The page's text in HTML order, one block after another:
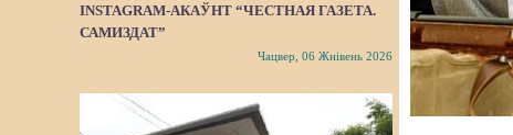
INSTAGRAM-АКАЎНТ “ЧЕСТНАЯ ГАЗЕТА.
САМИЗДАТ”
Чацвер, 06 Жнівень 2026